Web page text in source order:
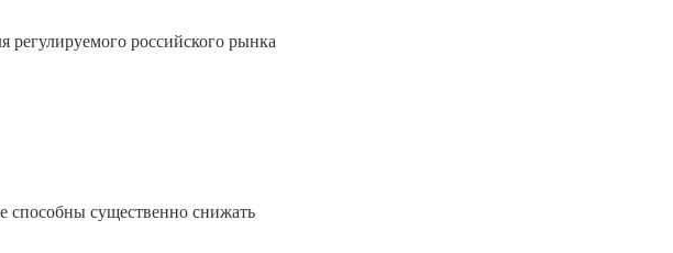
регулируемого российского рынка
способны существенно снижать